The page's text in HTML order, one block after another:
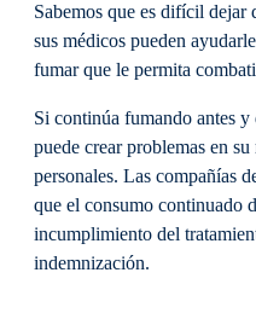
Sabemos que es difícil dejar
sus médicos pueden
fumar que le permita
Si continúa fumando antes
puede crear problemas en
personales. Las compañías
que el consumo continuado
incumplimiento del
indemnización.